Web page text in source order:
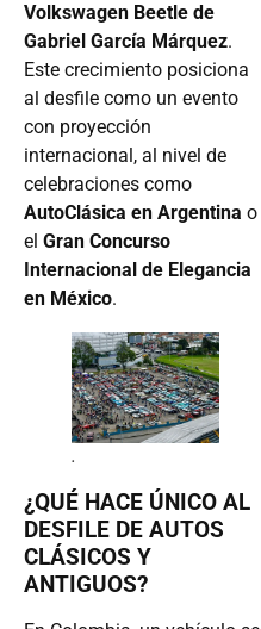
Volkswagen Beetle de
Gabriel García Márquez.
Este crecimiento posiciona
al desfile como un evento
con proyección
internacional, al nivel de
celebraciones como
AutoClásica en Argentina o
el Gran Concurso
Internacional de Elegancia
en México.
.
¿QUÉ HACE ÚNICO AL
DESFILE DE AUTOS
CLÁSICOS Y
ANTIGUOS?